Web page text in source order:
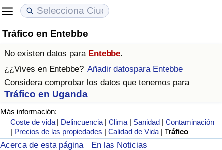
Tráfico en Entebbe
No existen datos para Entebbe.
¿¿Vives en Entebbe? Añadir datospara Entebbe
Considera comprobar los datos que tenemos para
Tráfico en Uganda
Más información:
Coste de vida | Delincuencia |Clima | Sanidad |Contaminación
| Precios de las propiedades |Calidad de Vida |Tráfico
Acerca de esta página
En las Noticias
Coste de vida
Índice de Costo de Vida
Índice de costo de vida por país
en aqaba
Precios de las propiedades
Índice de Precios de Inmuebles
Índice de Precios de Inmuebles por País
Calidad de Vida
Índice de Calidad de Vida (Actual)
Índice de calidad de vida por país
Delincuencia